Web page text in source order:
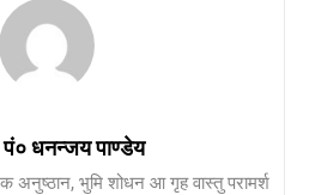
पं० धनन्जय पाण्डेय
अनुष्ठान, भुमि शोधन आ गृह वास्तु परामर्श